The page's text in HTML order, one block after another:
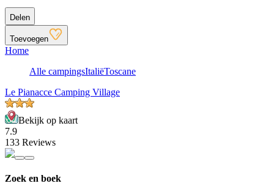
Delen
Toevoegen
Home
Alle campingsItaliëToscane
Le Pianacce Camping Village
Bekijk op kaart
7.9
133 Reviews
Zoek en boek